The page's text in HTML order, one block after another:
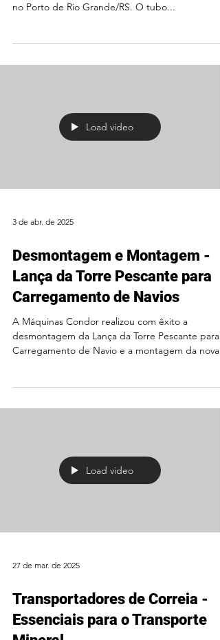
no Porto de Rio Grande/RS. O tubo...
Load video
3 de abr. de 2025
Desmontagem e Montagem -
Lança da Torre Pescante para
Carregamento de Navios
A Máquinas Condor realizou com êxito a
desmontagem da Lança da Torre Pescante para
Carregamento de Navio e a montagem da nova
Load video
27 de mar. de 2025
Transportadores de Correia -
Essenciais para o Transporte